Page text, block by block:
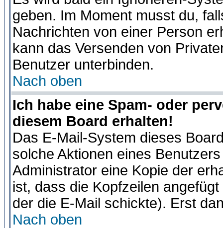
geben. Im Moment musst du,
Nachrichten von einer Person
kann das Versenden von
Benutzer unterbinden.
Nach oben
Ich habe eine Spam- oder
diesem Board erhalten!
Das E-Mail-System dieses
solche Aktionen eines
Administrator eine Kopie der
ist, dass die Kopfzeilen
der die E-Mail schickte). Erst
Nach oben